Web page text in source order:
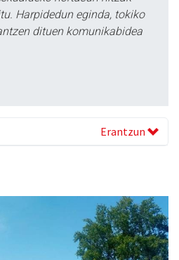
Harpidedun eginda, tokiko
dituen komunikabidea
Erantzun